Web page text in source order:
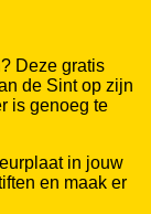
Deze gratis
de Sint op zijn
is genoeg te
in jouw
en maak er